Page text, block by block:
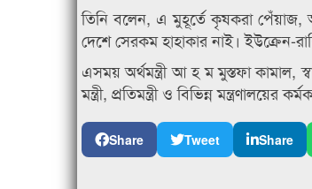
তিনি বলেন, এ মুহূর্তে কৃষকরা পেঁয়াজ,
দেশে সেরকম হাহাকার নাই। ইউক্রেন-
এসময় অর্থমন্ত্রী আ হ ম মুস্তফা কামাল,
মন্ত্রী, প্রতিমন্ত্রী ও বিভিন্ন মন্ত্রণালয়ের
Share Tweet Share